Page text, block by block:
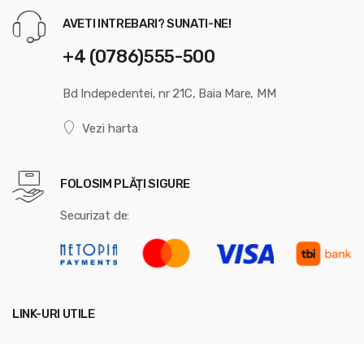
AVETI INTREBARI? SUNATI-NE!
+4 (0786)555-500
Bd Indepedentei, nr 21C, Baia Mare, MM
Vezi harta
FOLOSIM PLĂȚI SIGURE
Securizat de:
LINK-URI UTILE